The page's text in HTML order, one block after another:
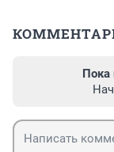
Пока